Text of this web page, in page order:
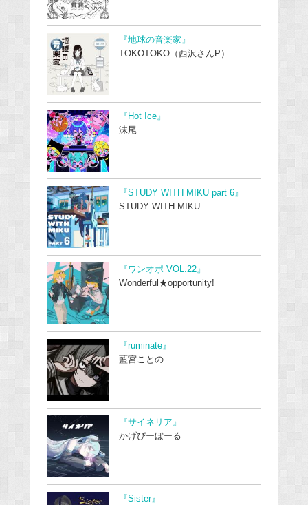
『地球の音楽家』
TOKOTOKO（西沢さんP）
『Hot Ice』
沫尾
『STUDY WITH MIKU part 6』
STUDY WITH MIKU
『ワンオポ VOL.22』
Wonderful★opportunity!
『ruminate』
藍宮ことの
『サイネリア』
かげぴーぼーる
『Sister』